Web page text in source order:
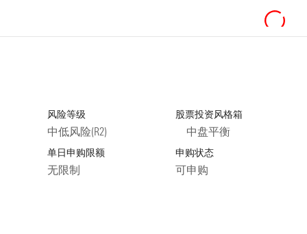
风险等级
中低风险(R2)
股票投资风格箱
中盘平衡
单日申购限额
无限制
申购状态
可申购